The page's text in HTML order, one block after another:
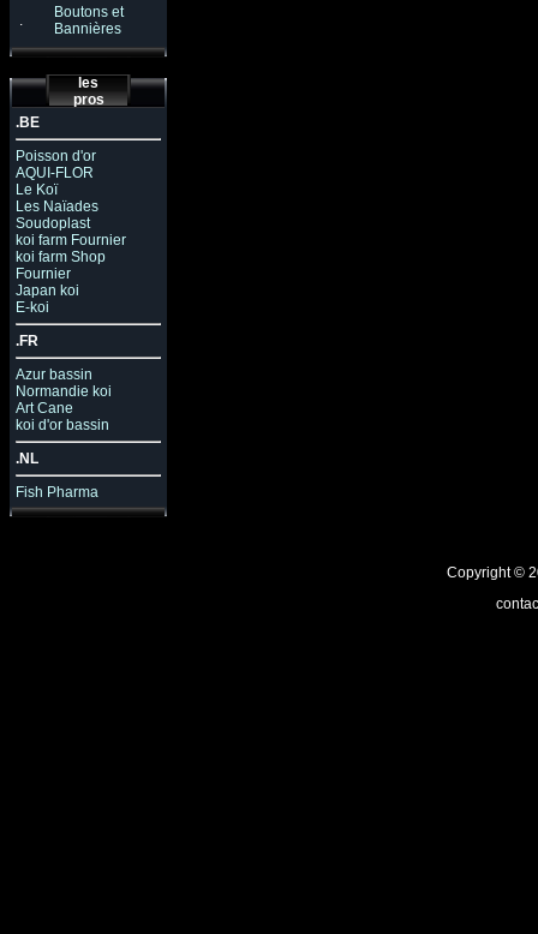
.
Boutons et
Bannières
les
pros
.BE
Poisson d'or
AQUI-FLOR
Le Koï
Les Naïades
Soudoplast
koi farm Fournier
koi farm Shop
Fournier
Japan koi
E-koi
.FR
Azur bassin
Normandie koi
Art Cane
koi d'or bassin
.NL
Fish Pharma
Copyright ©